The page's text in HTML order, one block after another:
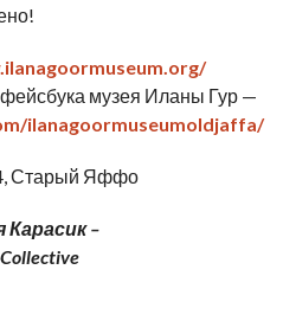
музея Иланы Гур —
ilanagoormuseumoldjaffa/
Старый Яффо
–